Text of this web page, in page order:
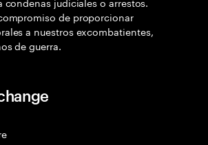
de proporcionar
a nuestros excombatientes,
de guerra.